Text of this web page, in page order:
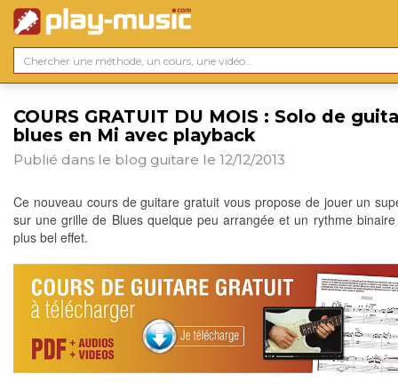
COURS GRATUIT DU MOIS : Solo de
blues en Mi avec playback
Publié dans le blog guitare le 12/12/2013
Ce nouveau cours de guitare gratuit vous propose de jouer un
sur une grille de Blues quelque peu arrangée et un rythme
plus bel effet.